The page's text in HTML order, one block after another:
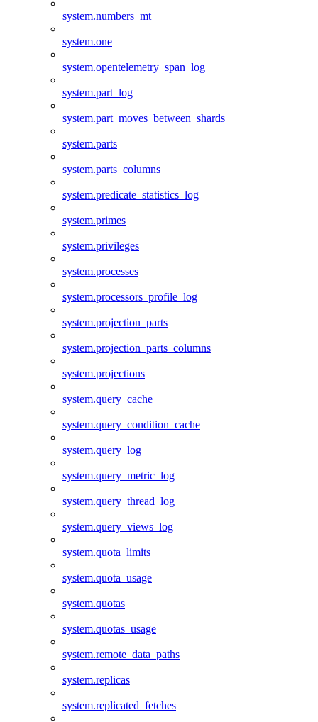
system.numbers_mt
system.one
system.opentelemetry_span_log
system.part_log
system.part_moves_between_shards
system.parts
system.parts_columns
system.predicate_statistics_log
system.primes
system.privileges
system.processes
system.processors_profile_log
system.projection_parts
system.projection_parts_columns
system.projections
system.query_cache
system.query_condition_cache
system.query_log
system.query_metric_log
system.query_thread_log
system.query_views_log
system.quota_limits
system.quota_usage
system.quotas
system.quotas_usage
system.remote_data_paths
system.replicas
system.replicated_fetches